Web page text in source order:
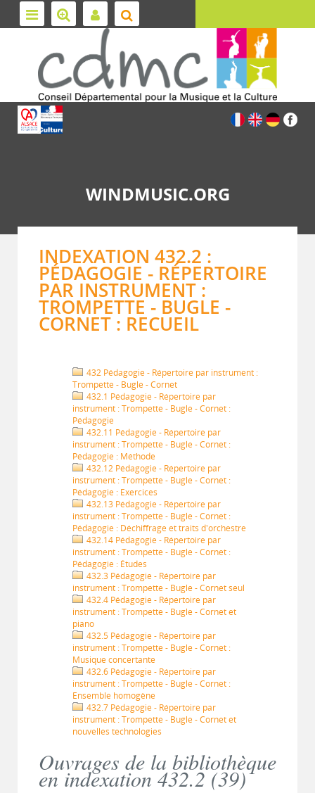
WINDMUSIC.ORG
INDEXATION 432.2 :
PÉDAGOGIE - RÉPERTOIRE
PAR INSTRUMENT :
TROMPETTE - BUGLE -
CORNET : RECUEIL
432 Pédagogie - Répertoire par instrument :
Trompette - Bugle - Cornet
432.1 Pédagogie - Répertoire par
instrument : Trompette - Bugle - Cornet :
Pédagogie
432.11 Pédagogie - Répertoire par
instrument : Trompette - Bugle - Cornet :
Pédagogie : Méthode
432.12 Pédagogie - Répertoire par
instrument : Trompette - Bugle - Cornet :
Pédagogie : Exercices
432.13 Pédagogie - Répertoire par
instrument : Trompette - Bugle - Cornet :
Pédagogie : Déchiffrage et traits d'orchestre
432.14 Pédagogie - Répertoire par
instrument : Trompette - Bugle - Cornet :
Pédagogie : Études
432.3 Pédagogie - Répertoire par
instrument : Trompette - Bugle - Cornet seul
432.4 Pédagogie - Répertoire par
instrument : Trompette - Bugle - Cornet et
piano
432.5 Pédagogie - Répertoire par
instrument : Trompette - Bugle - Cornet :
Musique concertante
432.6 Pédagogie - Répertoire par
instrument : Trompette - Bugle - Cornet :
Ensemble homogène
432.7 Pédagogie - Répertoire par
instrument : Trompette - Bugle - Cornet et
nouvelles technologies
Ouvrages de la bibliothèque
en indexation 432.2 (39)